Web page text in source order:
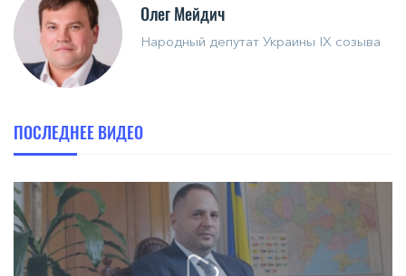
Олег Мейдич
Народный депутат Украины IX созыва
ПОСЛЕДНЕЕ ВИДЕО